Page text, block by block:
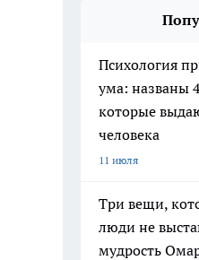
Психология
ума: названы
которые
человека
11 июля
Три вещи,
люди не
мудрость